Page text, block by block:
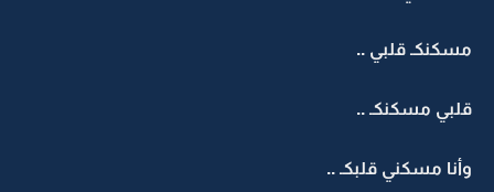
قلبي ..
مسكنكـ ..
مسكني قلبكـ ..